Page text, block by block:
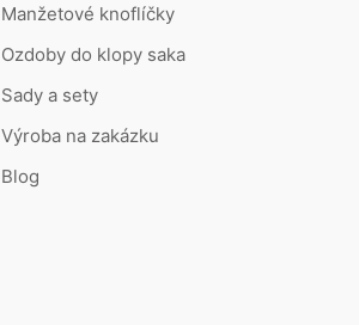
Manžetové knoflíčky
Ozdoby do klopy saka
Sady a sety
Výroba na zakázku
Blog